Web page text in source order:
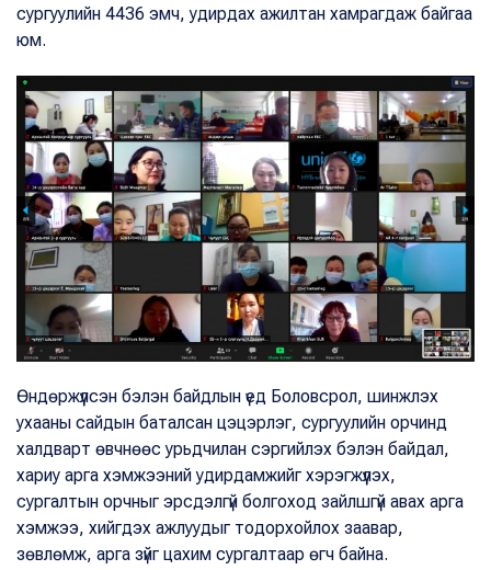
сургуулийн 4436 эмч, удирдах ажилтан хамрагдаж байгаа
юм.
Өндөржүүлсэн бэлэн байдлын үед Боловсрол, шинжлэх
ухааны сайдын баталсан цэцэрлэг, сургуулийн орчинд
халдварт өвчнөөс урьдчилан сэргийлэх бэлэн байдал,
хариу арга хэмжээний удирдамжийг хэрэгжүүлэх,
сургалтын орчныг эрсдэлгүй болгоход зайлшгүй авах арга
хэмжээ, хийгдэх ажлуудыг тодорхойлох заавар,
зөвлөмж, арга зүйг цахим сургалтаар өгч байна.